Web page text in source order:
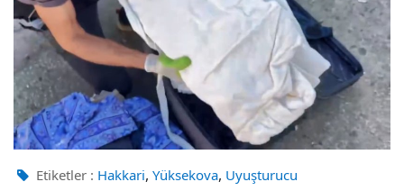
Etiketler : Hakkari, Yüksekova, Uyuşturucu